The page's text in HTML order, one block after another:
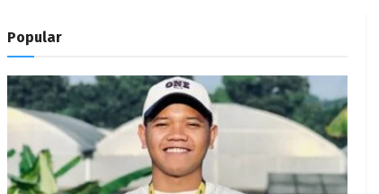
Popular